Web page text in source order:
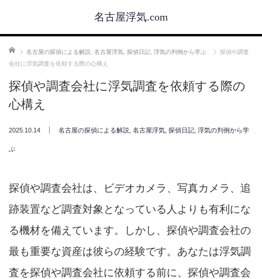
名古屋浮気.com
ホーム 名古屋の探偵による解説 名古屋浮気 探偵日記 浮気の判例から学ぶ
探偵や調査
会社に浮気調査を依頼する際の心構え
探偵や調査会社に浮気調査を依頼する際の
心構え
2025.10.14 名古屋の探偵による解説 名古屋浮気 探偵日記 浮気の判例から学
ぶ
探偵や調査会社は、ビデオカメラ、写真カメラ、追
跡装置など調査対象となっている人よりも有利にな
る機材を備えています。しかし、探偵や調査会社の
最も重要な資産は彼らの経験です。あなたは浮気調
査を探偵や調査会社に依頼する前に、探偵や調査会